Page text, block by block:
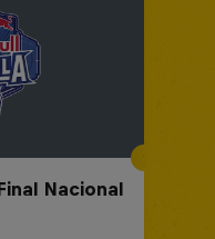
Nacional